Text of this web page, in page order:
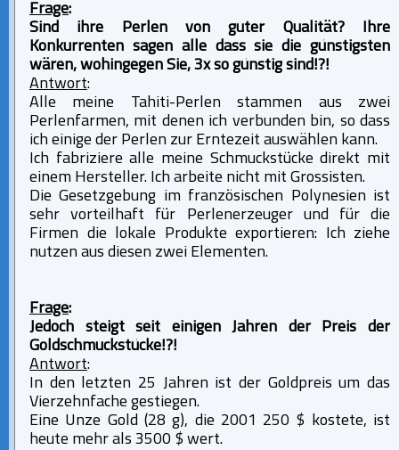
Frage:
Sind ihre Perlen von guter Qualität? Ihre
Konkurrenten sagen alle dass sie die günstigsten
wären, wohingegen Sie, 3x so günstig sind!?!
Antwort:
Alle meine Tahiti-Perlen stammen aus zwei
Perlenfarmen, mit denen ich verbunden bin, so dass
ich einige der Perlen zur Erntezeit auswählen kann.
Ich fabriziere alle meine Schmuckstücke direkt mit
einem Hersteller. Ich arbeite nicht mit Grossisten.
Die Gesetzgebung im französischen Polynesien ist
sehr vorteilhaft für Perlenerzeuger und für die
Firmen die lokale Produkte exportieren: Ich ziehe
nutzen aus diesen zwei Elementen.
Frage:
Jedoch steigt seit einigen Jahren der Preis der
Goldschmuckstücke!?!
Antwort:
In den letzten 25 Jahren ist der Goldpreis um das
Vierzehnfache gestiegen.
Eine Unze Gold (28 g), die 2001 250 $ kostete, ist
heute mehr als 3500 $ wert.